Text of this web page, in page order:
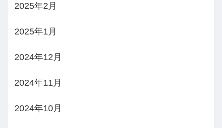
2025年2月
2025年1月
2024年12月
2024年11月
2024年10月